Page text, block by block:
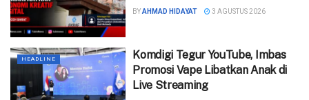
BYAHMAD HIDAYAT 3 AGUSTUS 2026
HEADLINE
Komdigi Tegur YouTube, Imbas
Promosi Vape Libatkan Anak di
Live Streaming